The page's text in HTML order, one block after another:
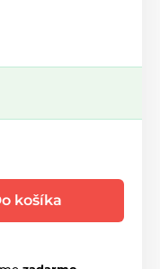
košíka